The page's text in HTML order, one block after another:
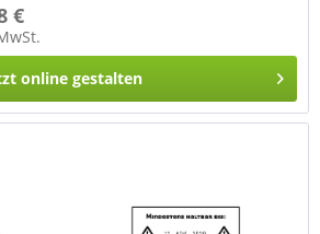
€
online gestalten